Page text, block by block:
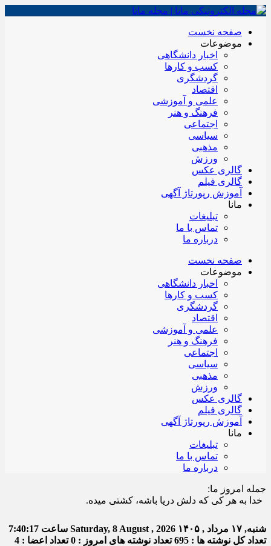
صفحه نخست
موضوعات
اخبار دانشگاهی
کسب و کارها
گردشگری
اقتصاد
علمی و آموزشی
فرهنگ و هنر
اجتماعی
سیاسی
مذهبی
ورزش
گالری عکس
گالری فیلم
آموزش رپورتاژ آگهی
مانا
تبلیغات
تماس با ما
درباره ما
صفحه نخست
موضوعات
اخبار دانشگاهی
کسب و کارها
گردشگری
اقتصاد
علمی و آموزشی
فرهنگ و هنر
اجتماعی
سیاسی
مذهبی
ورزش
گالری عکس
گالری فیلم
آموزش رپورتاژ آگهی
مانا
تبلیغات
تماس با ما
درباره ما
جمله امروز ما:
به هر کی که دلش دریا باشه، کشتی میده.
شنبه, ۱۷ مرداد , ۱۴۰۵ Saturday, 8 August , 2026 ساعت 7:40:17
تعداد کل نوشته ها : 695
تعداد نوشته های امروز : 0
تعداد اعضا : 4